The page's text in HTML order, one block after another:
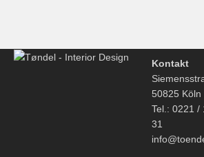
Kontakt
50825 Köln
Tel.: 0221 /
31